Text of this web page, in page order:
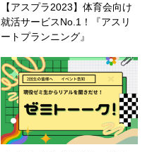
【アスプラ2023】体育会向け
就活サービスNo.1！『アスリ
ートプランニング』